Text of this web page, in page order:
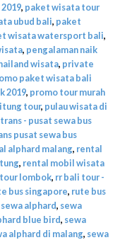
, paket wisata tour
ubud bali, paket
wisata watersport bali,
, pengalaman naik
wisata, private
paket wisata bali
2019, promo tour murah
tour, pulau wisata di
- pusat sewa bus
pusat sewa bus
alphard malang, rental
, rental mobil wisata
lombok, rr bali tour -
bus singapore, rute bus
sewa alphard, sewa
blue bird, sewa
alphard di malang, sewa